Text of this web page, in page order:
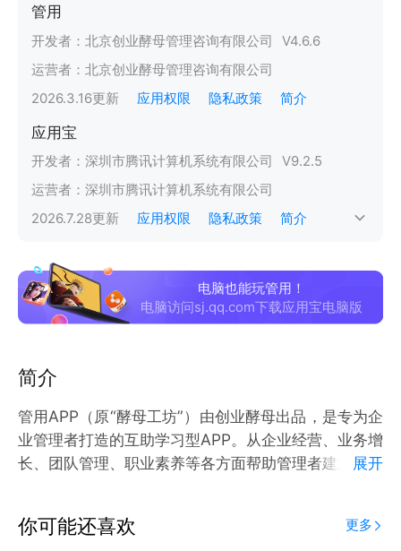
管用
开发者： 北京创业酵母管理咨询有限公司 V4.6.6
运营者： 北京创业酵母管理咨询有限公司
2026.3.16更新 应用权限 隐私政策 简介
应用宝
开发者： 深圳市腾讯计算机系统有限公司 V9.2.5
运营者： 深圳市腾讯计算机系统有限公司
2026.7.28更新 应用权限 隐私政策 简介
电脑也能玩管用！
电脑访问sj.qq.com下载应用宝电脑版
简介
管用APP（原“酵母工坊”）由创业酵母出品，是专为企
业管理者打造的互助学习型APP。从企业经营、业务增
长、团队管理、职业素养等各方面帮助管理者建立底层
展开
你可能还喜欢 更多